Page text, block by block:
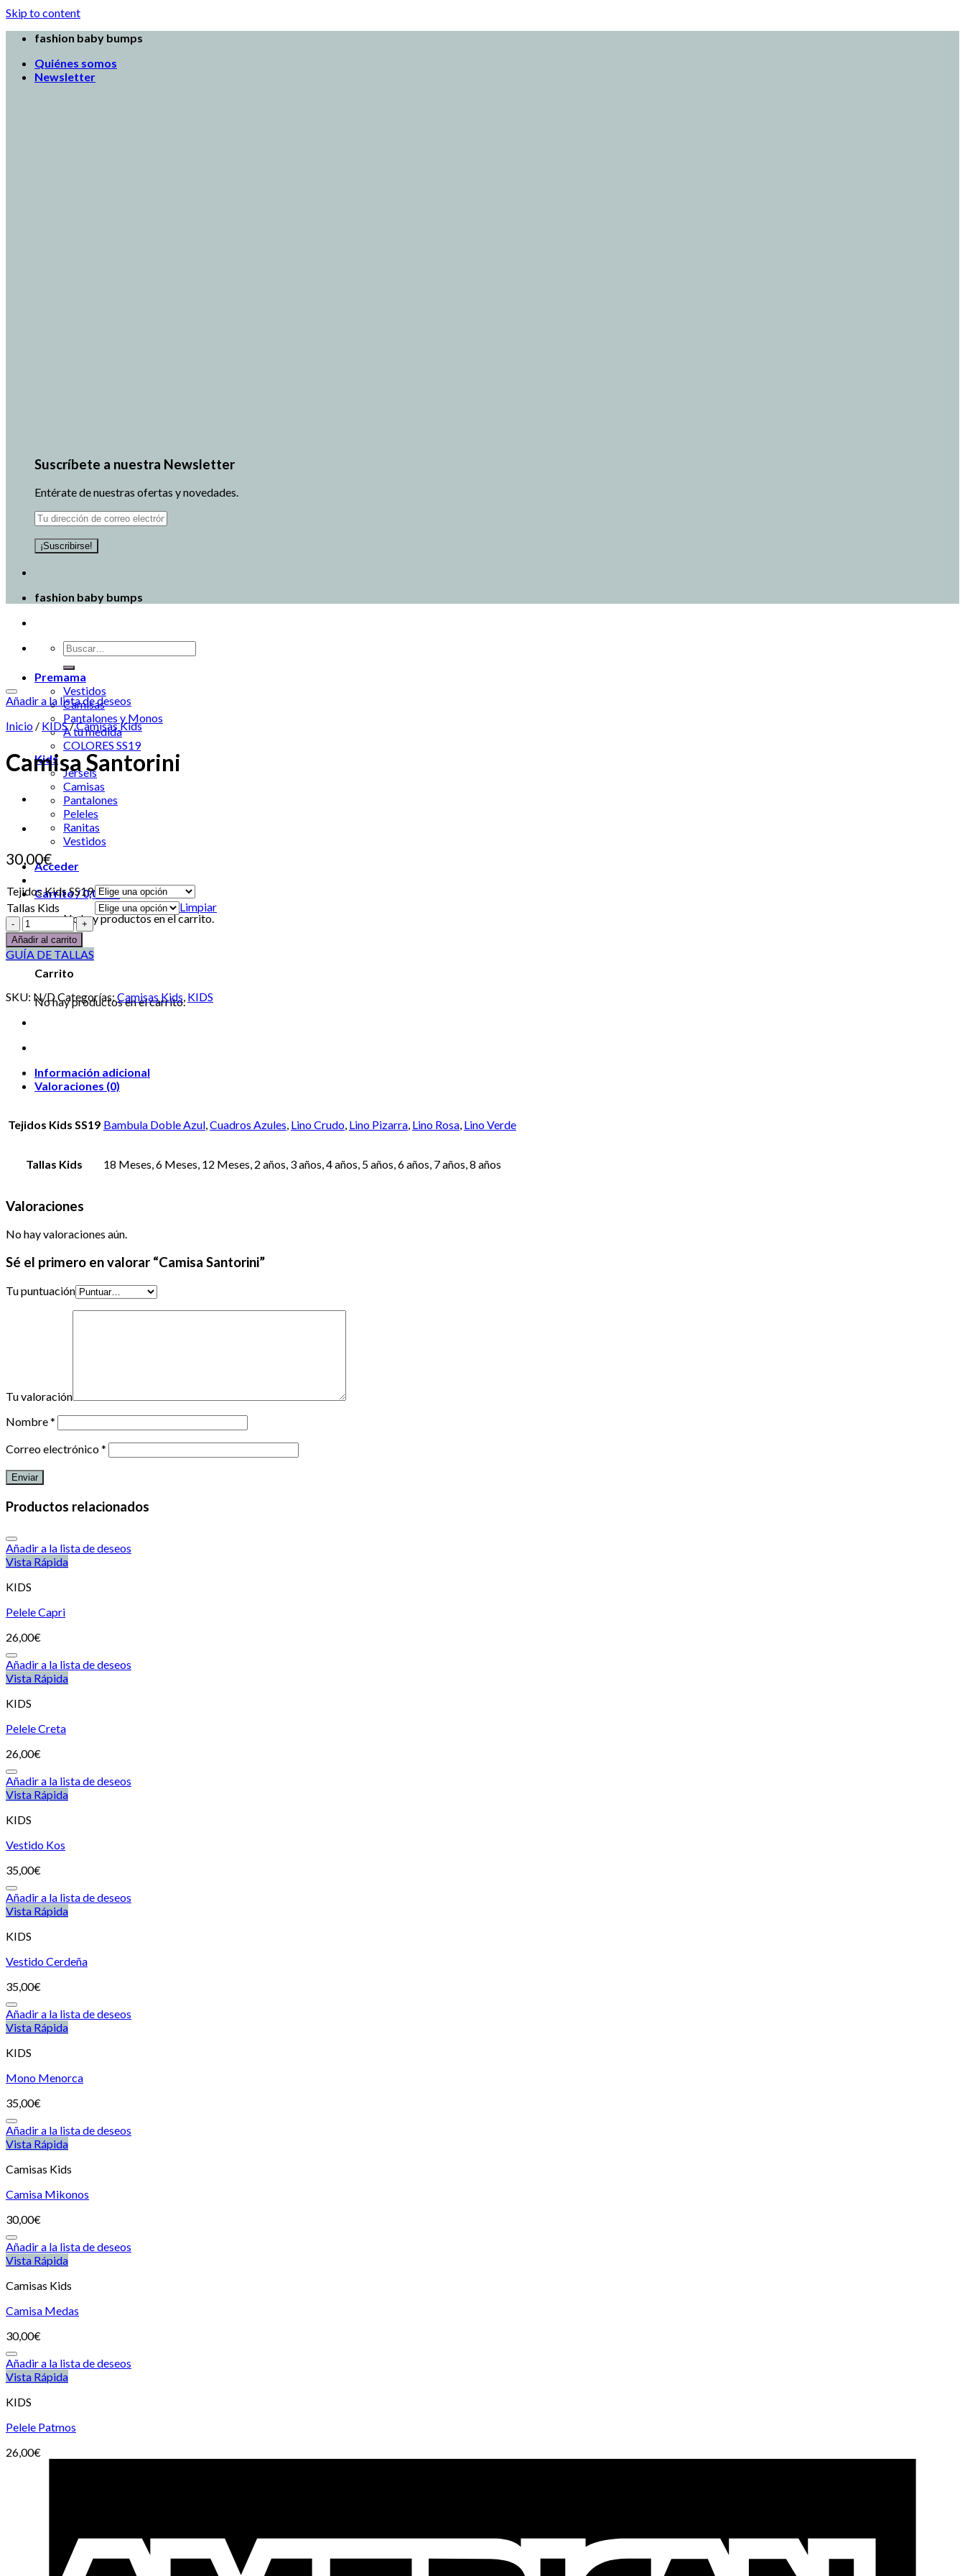
Skip to content
fashion baby bumps
Quiénes somos
Newsletter
Suscríbete a nuestra Newsletter
Entérate de nuestras ofertas y novedades.
fashion baby bumps
Premama
Vestidos
Camisas
Pantalones y Monos
A tu medida
COLORES SS19
Kids
Jerseis
Camisas
Pantalones
Peleles
Ranitas
Vestidos
Acceder
Carrito /0,00€0
No hay productos en el carrito.
0
Carrito
No hay productos en el carrito.
Añadir a la lista de deseos
Inicio / KIDS/Camisas Kids
Camisa Santorini
30,00€
Tejidos Kids SS19
Tallas Kids
Limpiar
Añadir al carrito
GUÍA DE TALLAS
SKU: N/DCategorías: Camisas Kids, KIDS
Información adicional
Valoraciones (0)
Tejidos Kids SS19 Bambula Doble Azul,Cuadros Azules, Lino Crudo, Lino Pizarra, Lino Rosa, Lino Verde
Tallas Kids 18 Meses, 6 Meses, 12 Meses, 2 años, 3 años, 4 años, 5 años, 6 años, 7 años, 8 años
Valoraciones
No hay valoraciones aún.
Sé el primero en valorar “Camisa Santorini”
Tu puntuación
Tu valoración
Nombre*
Correo electrónico*
Productos relacionados
Añadir a la lista de deseos
Vista Rápida
KIDS
Pelele Capri
26,00€
Añadir a la lista de deseos
Vista Rápida
KIDS
Pelele Creta
26,00€
Añadir a la lista de deseos
Vista Rápida
KIDS
Vestido Kos
35,00€
Añadir a la lista de deseos
Vista Rápida
KIDS
Vestido Cerdeña
35,00€
Añadir a la lista de deseos
Vista Rápida
KIDS
Mono Menorca
35,00€
Añadir a la lista de deseos
Vista Rápida
Camisas Kids
Camisa Mikonos
30,00€
Añadir a la lista de deseos
Vista Rápida
Camisas Kids
Camisa Medas
30,00€
Añadir a la lista de deseos
Vista Rápida
KIDS
Pelele Patmos
26,00€